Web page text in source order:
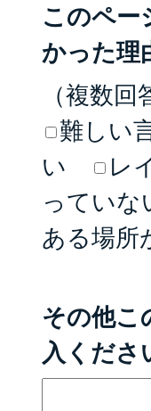
このペー
かった理
（複数回
難しい
い
レ
っていな
ある場所
その他こ
入くださ